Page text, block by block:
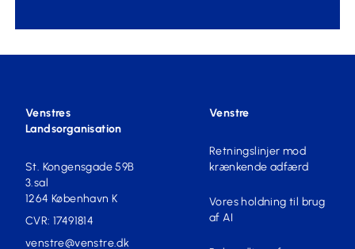
Venstres
Landsorganisation
St. Kongensgade 59B
3.sal
1264 København K
CVR: 17491814
venstre@venstre.dk
Venstre
Retningslinjer mod
krænkende adfærd
Vores holdning til brug
af AI